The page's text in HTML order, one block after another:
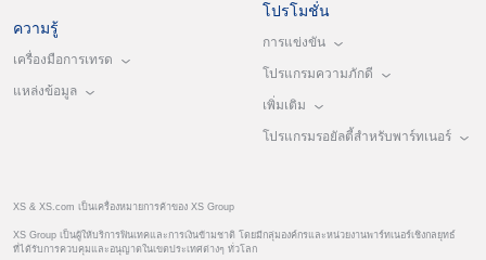
ความรู้
เครื่องมือการเทรด
แหล่งข้อมูล
โปรโมชั่น
การแข่งขัน
โปรแกรมความภักดี
เพิ่มเติม
โปรแกรมรอยัลตี้สำหรับพาร์ทเนอร์
XS & XS.com เป็นเครื่องหมายการค้าของ XS Group
XS Group เป็นผู้ให้บริการฟินเทคและการเงินข้ามชาติ โดยมีกลุ่มองค์กรและหน่วยงานพาร์ทเนอร์เชิงกลยุทธ์
ที่ได้รับการควบคุมและอนุญาตในเขตประเทศต่างๆ ทั่วโลก